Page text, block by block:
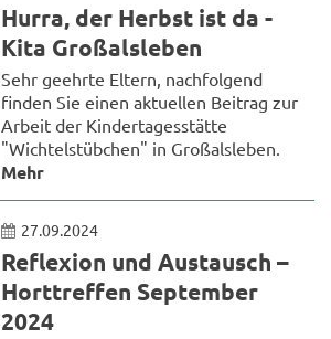
Hurra, der Herbst ist da -
Kita Großalsleben
Sehr geehrte Eltern, nachfolgend
finden Sie einen aktuellen Beitrag zur
Arbeit der Kindertagesstätte
"Wichtelstübchen" in Großalsleben.
Mehr
27.09.2024
Reflexion und Austausch –
Horttreffen September
2024